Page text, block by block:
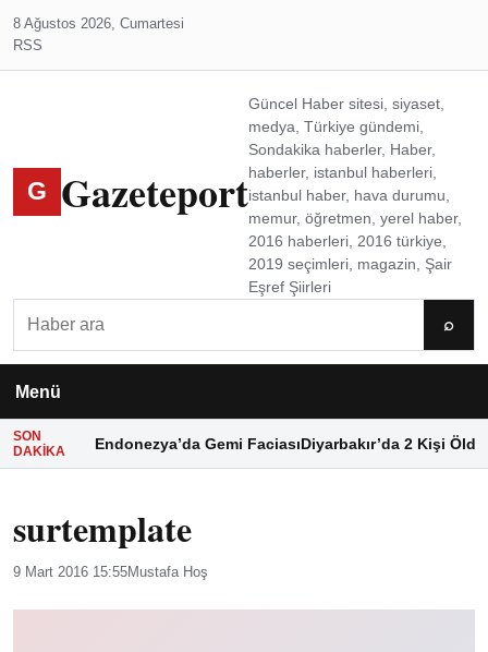
8 Ağustos 2026, Cumartesi
RSS
G Gazeteport
Güncel Haber sitesi, siyaset,
medya, Türkiye gündemi,
Sondakika haberler, Haber,
haberler, istanbul haberleri,
istanbul haber, hava durumu,
memur, öğretmen, yerel haber,
2016 haberleri, 2016 türkiye,
2019 seçimleri, magazin, Şair
Eşref Şiirleri
⌕
Menü
SON
DAKIKA
Endonezya’da Gemi FaciasıDiyarbakır’da 2 Kişi Öldü
surtemplate
9 Mart 2016 15:55Mustafa Hoş